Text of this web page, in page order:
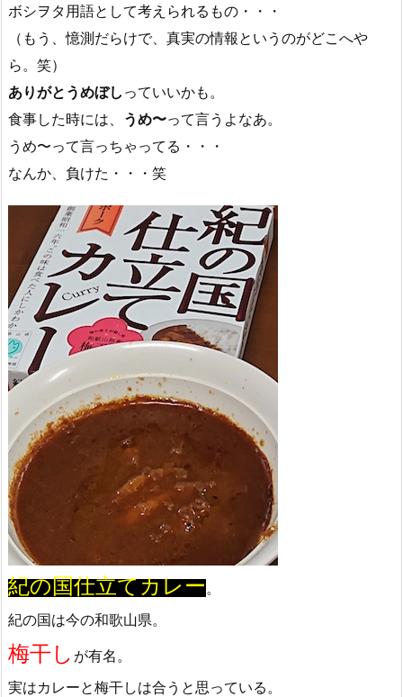
ボシヲタ用語として考えられるもの・・・
（もう、憶測だらけで、真実の情報というのがどこへや
ら。笑）
ありがとうめぼし っていいかも。
食事した時には、 うめ〜って言うよなあ。
うめ〜って言っちゃってる・・・
なんか、負けた・・・笑
紀の国仕立てカレー。
紀の国は今の和歌山県。
梅干し が有名。
実はカレーと梅干しは合うと思っている。